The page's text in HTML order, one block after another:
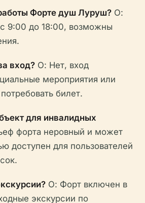
Форте душ Луруш? О:
9:00 до 18:00, возможны
вход? О: Нет, вход
мероприятия или
билет.
для инвалидных
форта неровный и может
доступен для пользователей
О: Форт включен в
экскурсии по